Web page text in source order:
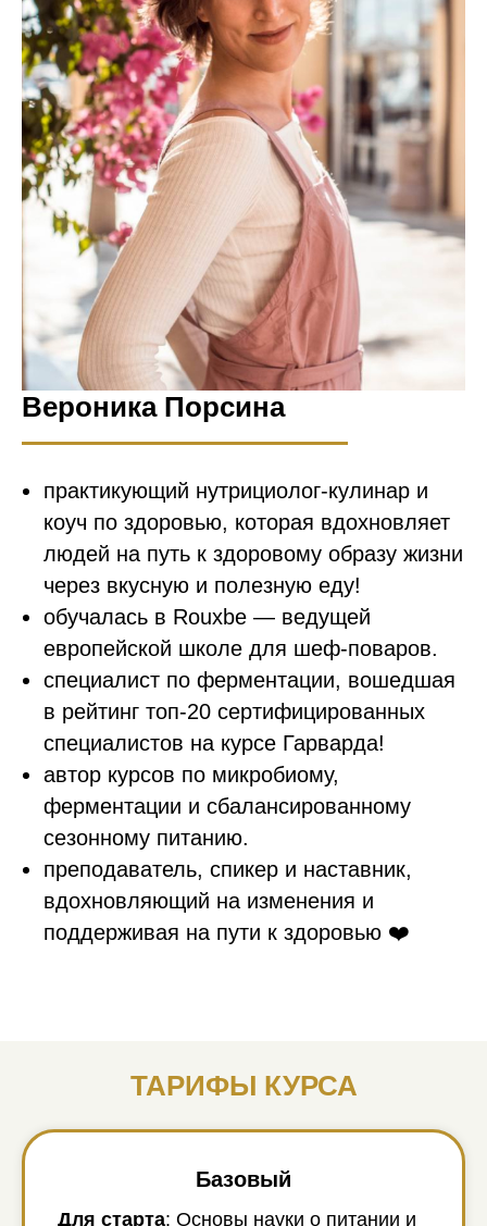
Вероника Порсина
практикующий нутрициолог-кулинар и
коуч по здоровью, которая вдохновляет
людей на путь к здоровому образу жизни
через вкусную и полезную еду!
обучалась в Rouxbe — ведущей
европейской школе для шеф-поваров.
специалист по ферментации, вошедшая
в рейтинг топ-20 сертифицированных
специалистов на курсе Гарварда!
автор курсов по микробиому,
ферментации и сбалансированному
сезонному питанию.
преподаватель, спикер и наставник,
вдохновляющий на изменения и
поддерживая на пути к здоровью ❤️
ТАРИФЫ КУРСА
Базовый
Для старта: Основы науки о питании и